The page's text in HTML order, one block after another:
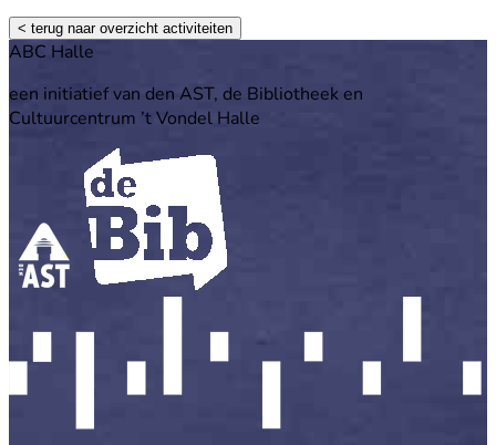
< terug naar overzicht activiteiten
Footer
ABC Halle
een initiatief van den AST, de Bibliotheek en
Cultuurcentrum ’t Vondel Halle